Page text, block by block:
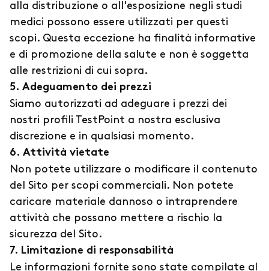
alla distribuzione o all'esposizione negli studi
medici possono essere utilizzati per questi
scopi. Questa eccezione ha finalità informative
e di promozione della salute e non è soggetta
alle restrizioni di cui sopra.
5. Adeguamento dei prezzi
Siamo autorizzati ad adeguare i prezzi dei
nostri profili TestPoint a nostra esclusiva
discrezione e in qualsiasi momento.
6. Attività vietate
Non potete utilizzare o modificare il contenuto
del Sito per scopi commerciali. Non potete
caricare materiale dannoso o intraprendere
attività che possano mettere a rischio la
sicurezza del Sito.
7. Limitazione di responsabilità
Le informazioni fornite sono state compilate al